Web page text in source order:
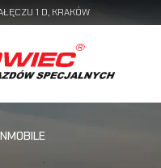
1 D, KRAKÓW